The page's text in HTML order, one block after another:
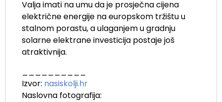
Valja imati na umu da je prosječna cijena
električne energije na europskom tržištu u
stalnom porastu, a ulaganjem u gradnju
solarne elektrane investicija postaje još
atraktivnija.
Izvor: nasiskolji.hr
Naslovna fotografija: